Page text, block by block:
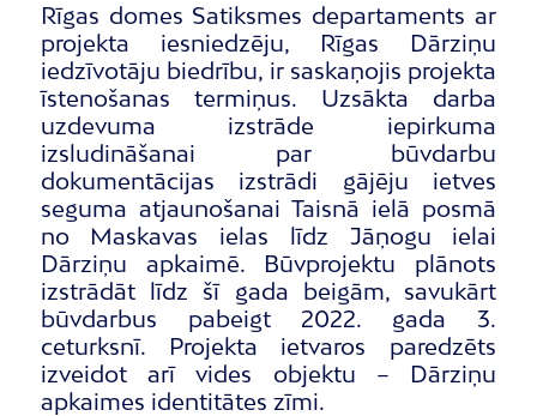
Rīgas domes Satiksmes departaments ar
projekta iesniedzēju, Rīgas Dārziņu
iedzīvotāju biedrību, ir saskaņojis projekta
īstenošanas termiņus. Uzsākta darba
uzdevuma izstrāde iepirkuma
izsludināšanai par būvdarbu
dokumentācijas izstrādi gājēju ietves
seguma atjaunošanai Taisnā ielā posmā
no Maskavas ielas līdz Jāņogu ielai
Dārziņu apkaimē. Būvprojektu plānots
izstrādāt līdz šī gada beigām, savukārt
būvdarbus pabeigt 2022. gada 3.
ceturksnī. Projekta ietvaros paredzēts
izveidot arī vides objektu – Dārziņu
apkaimes identitātes zīmi.